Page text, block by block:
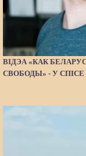
ВІДЭА «КАК
СВОБОДЫ» - У